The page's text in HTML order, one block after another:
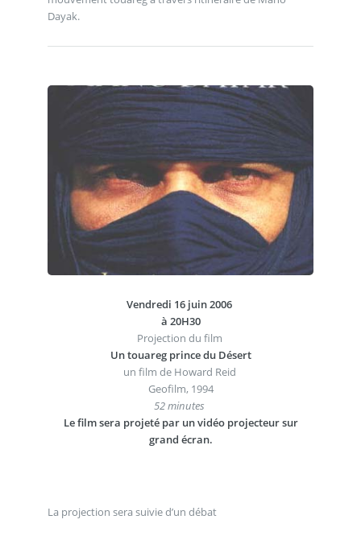
Dayak.
Vendredi 16 juin 2006
à 20H30
Projection du film
Un touareg prince du Désert
un film de Howard Reid
Geofilm, 1994
52 minutes
Le film sera projeté par un vidéo projecteur sur
grand écran.
La projection sera suivie d’un débat